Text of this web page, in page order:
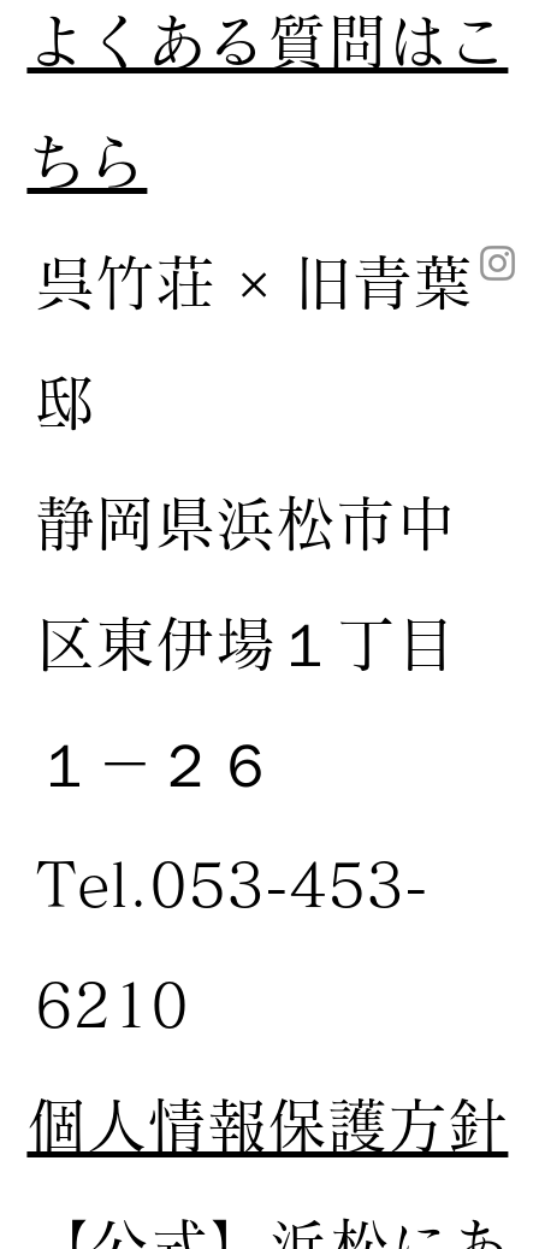
呉竹荘 × 旧青葉
邸
静岡県浜松市中
区東伊場１丁目
１－２６
Tel.053-453-
6210
個人情報保護方針
​よくある質問はこ
ちら